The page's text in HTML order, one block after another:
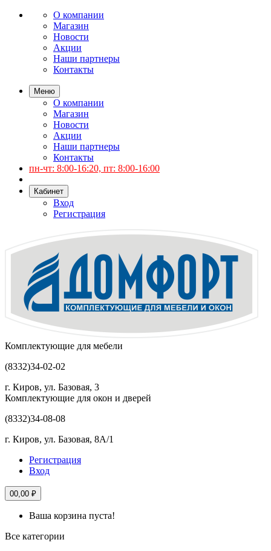
О компании
Магазин
Новости
Акции
Наши партнеры
Контакты
Меню
О компании
Магазин
Новости
Акции
Наши партнеры
Контакты
пн-чт: 8:00-16:20, пт: 8:00-16:00
Кабинет
Вход
Регистрация
Комплектующие для мебели
(8332)34-02-02
г. Киров, ул. Базовая, 3
Комплектующие для окон и дверей
(8332)34-08-08
г. Киров, ул. Базовая, 8А/1
Регистрация
Вход
00,00 ₽
Ваша корзина пуста!
Все категории